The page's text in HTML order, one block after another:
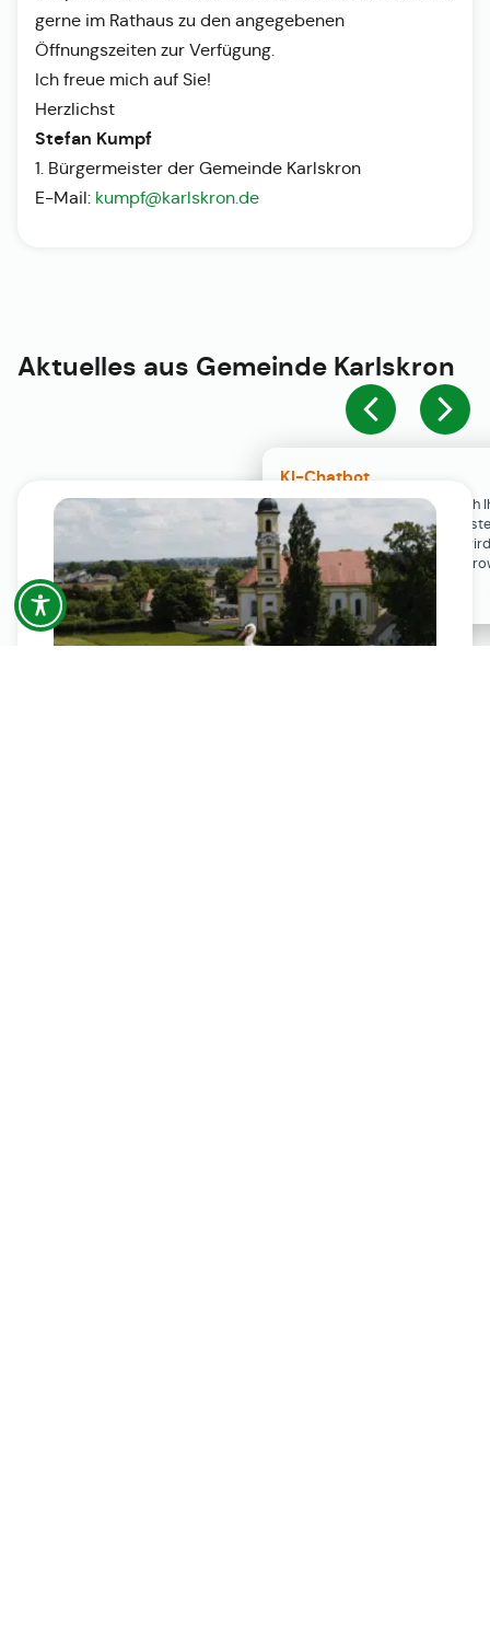
KI-Chatbot
Der KI-Chatbot steht erst nach
Einwilligung in den Cookie-
Verfügung. Der Chat-Verlauf
ausschließlich lokal in Ihrem
gespeichert.
gerne im Rathaus zu den angegebenen
Öffnungszeiten zur Verfügung.
Ich freue mich auf Sie!
Herzlichst
Stefan Kumpf
1. Bürgermeister der Gemeinde Karlskron
E-Mail: kumpf@karlskron.de
Aktuelles aus Gemeinde Karlskron